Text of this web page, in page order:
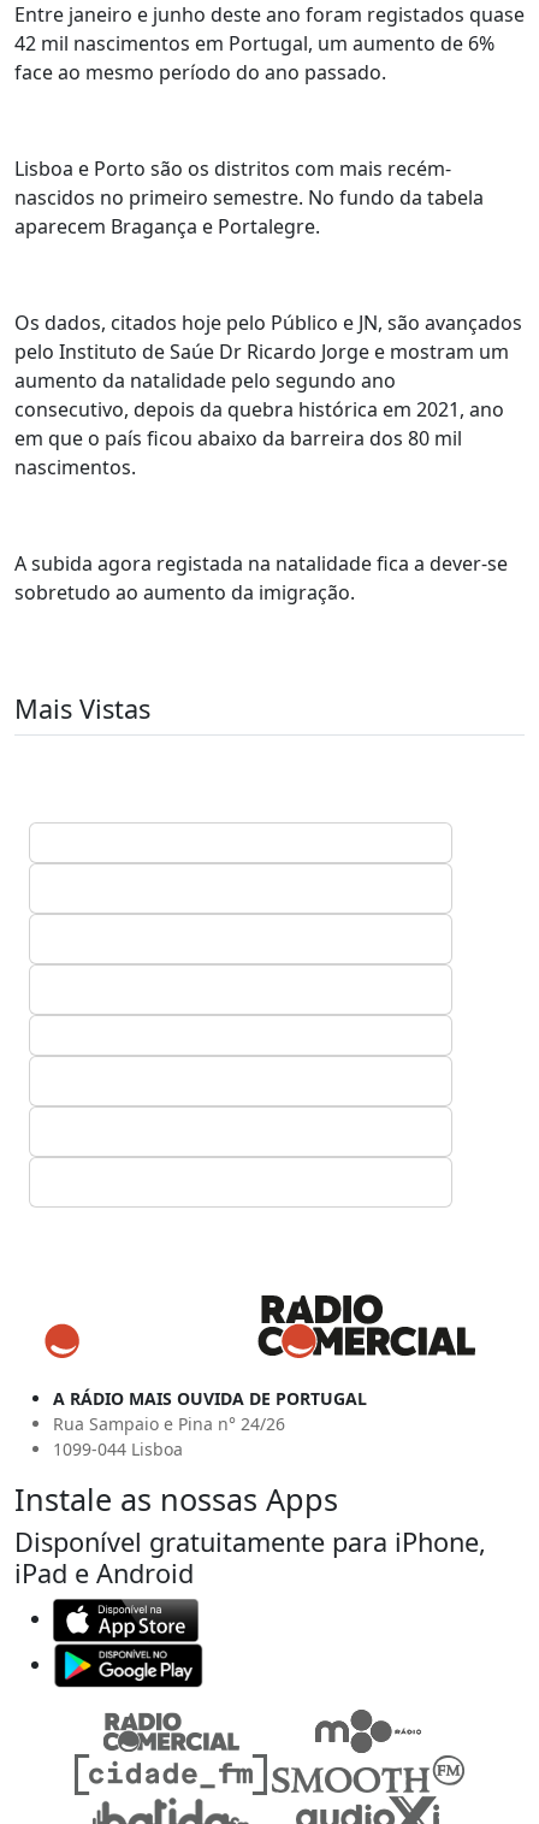
Entre janeiro e junho deste ano foram registados quase
42 mil nascimentos em Portugal, um aumento de 6%
face ao mesmo período do ano passado.
Lisboa e Porto são os distritos com mais recém-
nascidos no primeiro semestre. No fundo da tabela
aparecem Bragança e Portalegre.
Os dados, citados hoje pelo Público e JN, são avançados
pelo Instituto de Saúe Dr Ricardo Jorge e mostram um
aumento da natalidade pelo segundo ano
consecutivo, depois da quebra histórica em 2021, ano
em que o país ficou abaixo da barreira dos 80 mil
nascimentos.
A subida agora registada na natalidade fica a dever-se
sobretudo ao aumento da imigração.
Mais Vistas
A RÁDIO MAIS OUVIDA DE PORTUGAL
Rua Sampaio e Pina n° 24/26
1099-044 Lisboa
Instale as nossas Apps
Disponível gratuitamente para iPhone,
iPad e Android